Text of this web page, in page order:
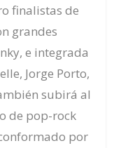
finalistas de
grandes
e integrada
Jorge Porto,
subirá al
de pop-rock
por